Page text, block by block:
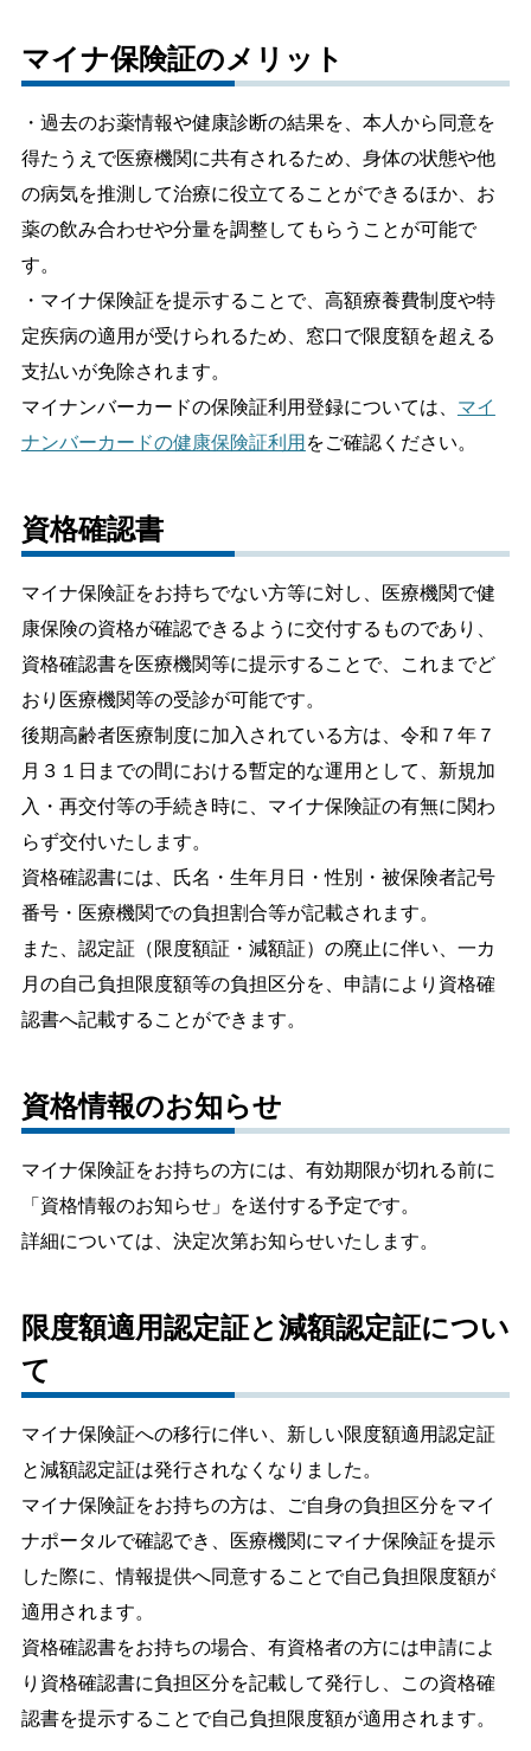
language
閉じる
マイナ保険証のメリット
・過去のお薬情報や健康診断の結果を、本人から同意を
得たうえで医療機関に共有されるため、身体の状態や他
の病気を推測して治療に役立てることができるほか、お
薬の飲み合わせや分量を調整してもらうことが可能で
す。
・マイナ保険証を提示することで、高額療養費制度や特
定疾病の適用が受けられるため、窓口で限度額を超える
支払いが免除されます。
マイナンバーカードの保険証利用登録については、 マイ
ナンバーカードの健康保険証利用 をご確認ください。
資格確認書
マイナ保険証をお持ちでない方等に対し、医療機関で健
康保険の資格が確認できるように交付するものであり、
資格確認書を医療機関等に提示することで、これまでど
おり医療機関等の受診が可能です。
後期高齢者医療制度に加入されている方は、令和７年７
月３１日までの間における暫定的な運用として、新規加
入・再交付等の手続き時に、マイナ保険証の有無に関わ
らず交付いたします。
資格確認書には、氏名・生年月日・性別・被保険者記号
番号・医療機関での負担割合等が記載されます。
また、認定証（限度額証・減額証）の廃止に伴い、一カ
月の自己負担限度額等の負担区分を、申請により資格確
認書へ記載することができます。
資格情報のお知らせ
マイナ保険証をお持ちの方には、有効期限が切れる前に
「資格情報のお知らせ」を送付する予定です。
詳細については、決定次第お知らせいたします。
限度額適用認定証と減額認定証につい
て
マイナ保険証への移行に伴い、新しい限度額適用認定証
と減額認定証は発行されなくなりました。
マイナ保険証をお持ちの方は、ご自身の負担区分をマイ
ナポータルで確認でき、医療機関にマイナ保険証を提示
した際に、情報提供へ同意することで自己負担限度額が
適用されます。
資格確認書をお持ちの場合、有資格者の方には申請によ
り資格確認書に負担区分を記載して発行し、この資格確
認書を提示することで自己負担限度額が適用されます。